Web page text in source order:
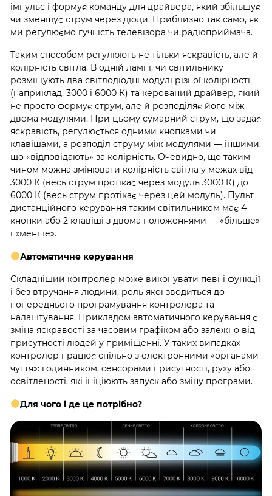
імпульс і формує команду для драйвера, який збільшує
чи зменшує струм через діоди. Приблизно так само, як
ми регулюємо гучність телевізора чи радіоприймача.
Таким способом регулюють не тільки яскравість, але й
колірність світла. В одній лампі, чи світильнику
розміщують два світлодіодні модулі різної колірності
(наприклад, 3000 і 6000 К) та керований драйвер, який
не просто формує струм, але й розподіляє його між
двома модулями. При цьому сумарний струм, що задає
яскравість, регулюється одними кнопками чи
клавішами, а розподіл струму між модулями — іншими,
що «відповідають» за колірність. Очевидно, що таким
чином можна змінювати колірність світла у межах від
3000 К (весь струм протікає через модуль 3000 К) до
6000 К (весь струм протікає через цей модуль). Пульт
дистанційного керування таким світильником має 4
кнопки або 2 клавіші з двома положеннями — «більше»
і «менше».
Автоматичне керування
Складніший контролер може виконувати певні функції
і без втручання людини, роль якої зводиться до
попереднього програмування контролера та
налаштування. Прикладом автоматичного керування є
зміна яскравості за часовим графіком або залежно від
присутності людей у приміщенні. У таких випадках
контролер працює спільно з електронними «органами
чуття»: годинником, сенсорами присутності, руху або
освітленості, які ініціюють запуск або зміну програми.
Для чого і де це потрібно?